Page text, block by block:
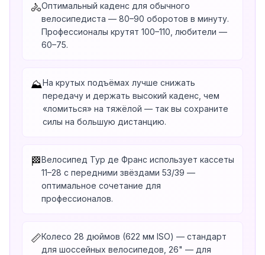
🚴Оптимальный каденс для обычного
велосипедиста — 80–90 оборотов в минуту.
Профессионалы крутят 100–110, любители —
60–75.
⛰️На крутых подъёмах лучше снижать
передачу и держать высокий каденс, чем
«ломиться» на тяжёлой — так вы сохраните
силы на большую дистанцию.
🏁Велосипед Тур де Франс использует кассеты
11–28 с передними звёздами 53/39 —
оптимальное сочетание для
профессионалов.
📏Колесо 28 дюймов (622 мм ISO) — стандарт
для шоссейных велосипедов, 26" — для